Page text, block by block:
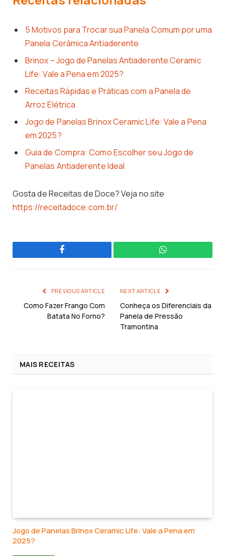
5 Motivos para Trocar sua Panela Comum por uma
Panela Cerâmica Antiaderente
Brinox – Jogo de Panelas Antiaderente Ceramic
Life: Vale a Pena em 2025?
Receitas Rápidas e Práticas com a Panela de
Arroz Elétrica
Jogo de Panelas Brinox Ceramic Life: Vale a Pena
em 2025?
Guia de Compra: Como Escolher seu Jogo de
Panelas Antiaderente Ideal
Gosta de Receitas de Doce? Veja no site
https://receitadoce.com.br/
Facebook WhatsApp
PREVIOUS ARTICLE
Como Fazer Frango Com
Batata No Forno?
NEXT ARTICLE
Conheça os Diferenciais da
Panela de Pressão
Tramontina
MAIS RECEITAS
Jogo de Panelas Brinox Ceramic Life: Vale a Pena em
2025?